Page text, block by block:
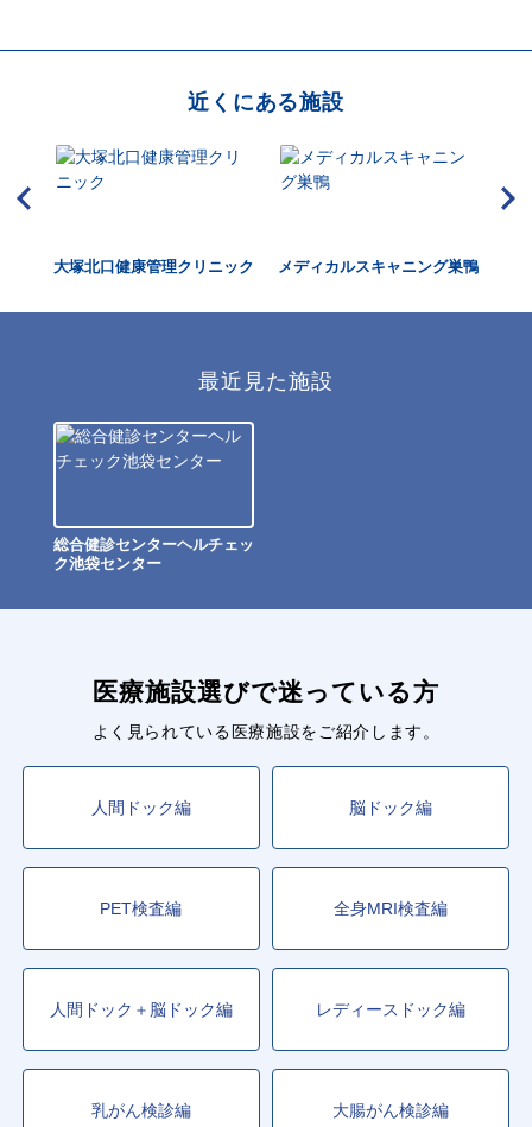
近くにある施設
大塚北口健康管理クリニック メディカルスキャニング巣鴨
最近見た施設
総合健診センターヘルチェッ
ク池袋センター
医療施設選びで迷っている方
よく見られている医療施設をご紹介します。
人間ドック編 脳ドック編
PET検査編 全身MRI検査編
人間ドック＋脳ドック編 レディースドック編
乳がん検診編 大腸がん検診編